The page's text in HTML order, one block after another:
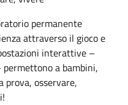
permanente
attraverso il gioco e
interattive –
a bambini,
prova, osservare,